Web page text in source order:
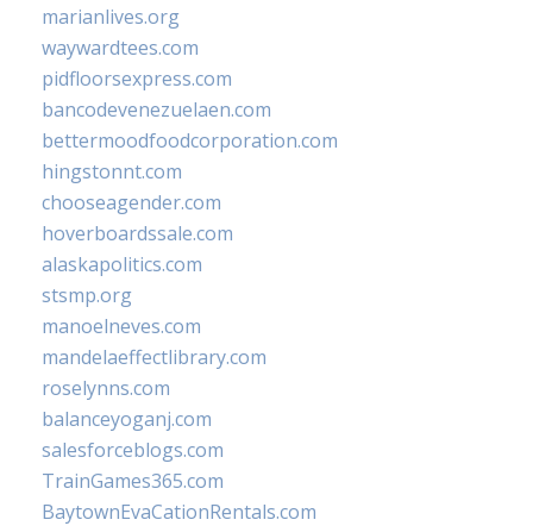
marianlives.org
waywardtees.com
pidfloorsexpress.com
bancodevenezuelaen.com
bettermoodfoodcorporation.com
hingstonnt.com
chooseagender.com
hoverboardssale.com
alaskapolitics.com
stsmp.org
manoelneves.com
mandelaeffectlibrary.com
roselynns.com
balanceyoganj.com
salesforceblogs.com
TrainGames365.com
BaytownEvaCationRentals.com